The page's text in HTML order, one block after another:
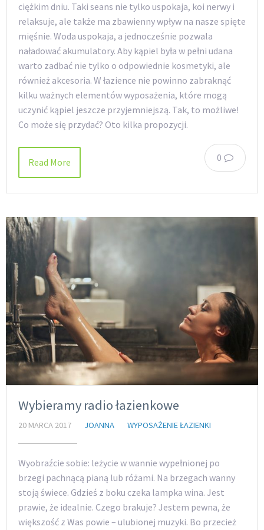
ciężkim dniu. Taki seans nie tylko uspokaja, koi nerwy i
relaksuje, ale także ma zbawienny wpływ na nasze spięte
mięśnie. Woda uspokaja, a jednocześnie pozwala
naładować akumulatory. Aby kąpiel była w pełni udana
warto zadbać nie tylko o odpowiednie kosmetyki, ale
również akcesoria. W łazience nie powinno zabraknąć
kilku ważnych elementów wyposażenia, które mogą
uczynić kąpiel jeszcze przyjemniejszą. Tak, to możliwe!
Co może się przydać? Oto kilka propozycji.
0
Read More
Wybieramy radio łazienkowe
20 MARCA 2017 JOANNA WYPOSAŻENIE ŁAZIENKI
Wyobraźcie sobie: leżycie w wannie wypełnionej po
brzegi pachnącą pianą lub różami. Na brzegach wanny
stoją świece. Gdzieś z boku czeka lampka wina. Jest
prawie, że idealnie. Czego brakuje? Jestem pewna, że
większość z Was powie – ulubionej muzyki. Bo przecież